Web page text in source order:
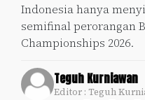
Indonesia hanya
semifinal perorangan
Championships 2026.
Teguh Kurniawan
Editor : Teguh
+
Timnas
Indonesia
SKOR
Siber
Kami